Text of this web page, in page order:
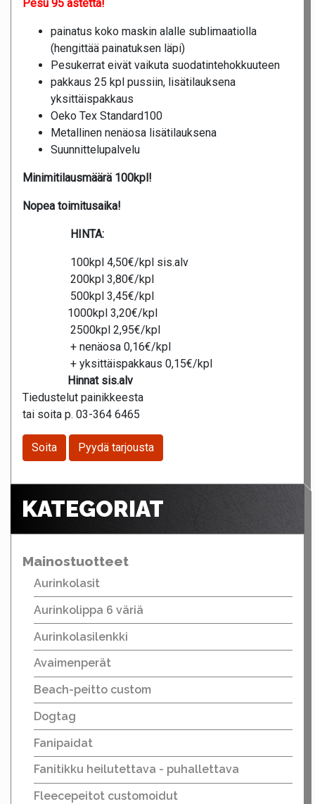
Pesu 95 astetta!
painatus koko maskin alalle sublimaatiolla
(hengittää painatuksen läpi)
Pesukerrat eivät vaikuta suodatintehokkuuteen
pakkaus 25 kpl pussiin, lisätilauksena
yksittäispakkaus
Oeko Tex Standard100
Metallinen nenäosa lisätilauksena
Suunnittelupalvelu
Minimitilausmäärä 100kpl!
Nopea toimitusaika!
HINTA:
100kpl 4,50€/kpl sis.alv
200kpl 3,80€/kpl
500kpl 3,45€/kpl
1000kpl 3,20€/kpl
2500kpl 2,95€/kpl
+ nenäosa 0,16€/kpl
+ yksittäispakkaus 0,15€/kpl
Hinnat sis.alv
Tiedustelut painikkeesta
tai soita p. 03-364 6465
Soita Pyydä tarjousta
KATEGORIAT
Mainostuotteet
Aurinkolasit
Aurinkolippa 6 väriä
Aurinkolasilenkki
Avaimenperät
Beach-peitto custom
Dogtag
Fanipaidat
Fanitikku heilutettava - puhallettava
Fleecepeitot customoidut